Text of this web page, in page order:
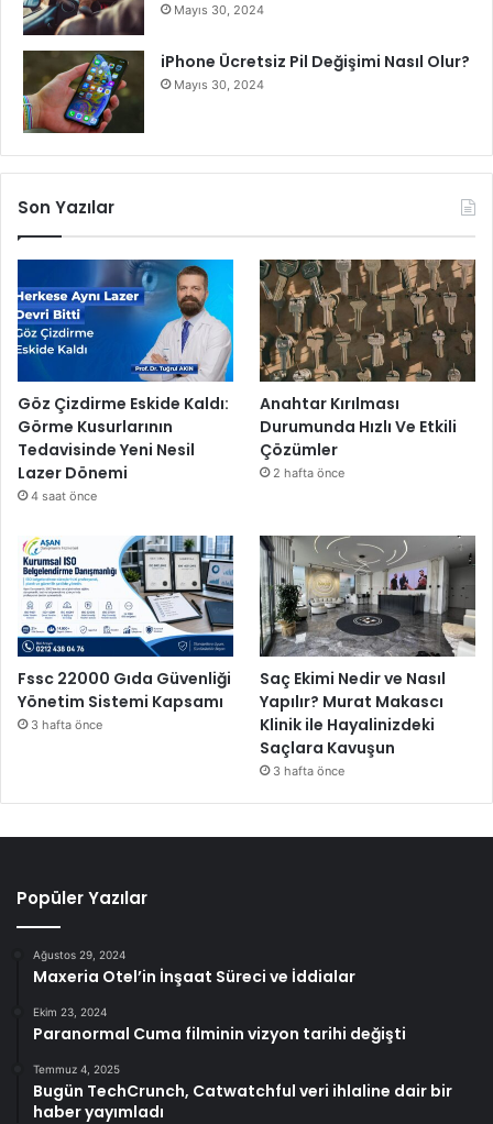
Mayıs 30, 2024
iPhone Ücretsiz Pil Değişimi Nasıl Olur?
Mayıs 30, 2024
Son Yazılar
Göz Çizdirme Eskide Kaldı:
Görme Kusurlarının
Tedavisinde Yeni Nesil
Lazer Dönemi
4 saat önce
Anahtar Kırılması
Durumunda Hızlı Ve Etkili
Çözümler
2 hafta önce
Fssc 22000 Gıda Güvenliği
Yönetim Sistemi Kapsamı
3 hafta önce
Saç Ekimi Nedir ve Nasıl
Yapılır? Murat Makascı
Klinik ile Hayalinizdeki
Saçlara Kavuşun
3 hafta önce
Popüler Yazılar
Ağustos 29, 2024
Maxeria Otel’in İnşaat Süreci ve İddialar
Ekim 23, 2024
Paranormal Cuma filminin vizyon tarihi değişti
Temmuz 4, 2025
Bugün TechCrunch, Catwatchful veri ihlaline dair bir
haber yayımladı